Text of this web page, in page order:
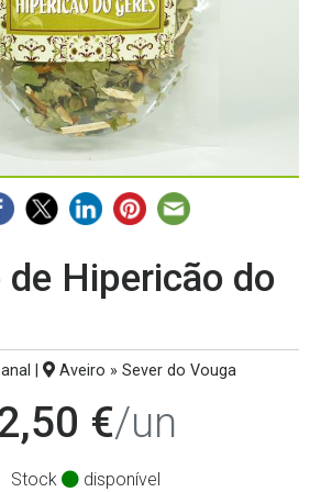
Hipericão do
| Aveiro » Sever do Vouga
€/un
Stock disponível